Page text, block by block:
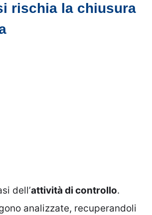
rischia la chiusura
dell’attività di controllo.
analizzate, recuperandoli